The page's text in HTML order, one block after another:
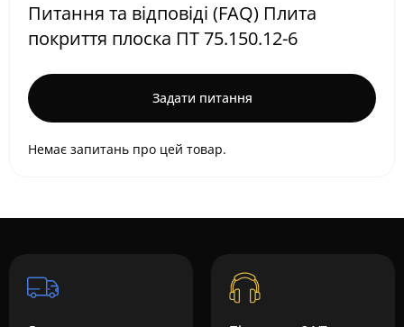
Питання та відповіді (FAQ) Плита
покриття плоска ПТ 75.150.12-6
Задати питання
Немає запитань про цей товар.